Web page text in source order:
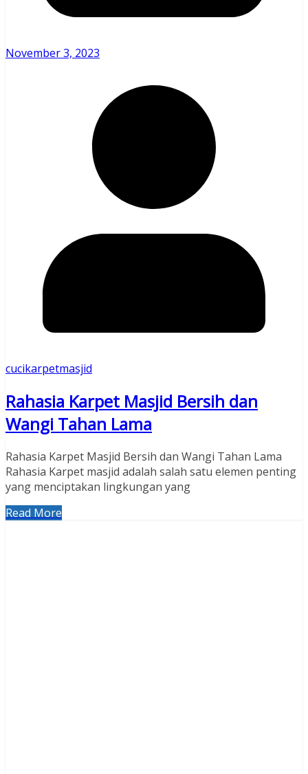
November 3, 2023
cucikarpetmasjid
Rahasia Karpet Masjid Bersih dan
Wangi Tahan Lama
Rahasia Karpet Masjid Bersih dan Wangi Tahan Lama
Rahasia Karpet masjid adalah salah satu elemen penting
yang menciptakan lingkungan yang
Read More